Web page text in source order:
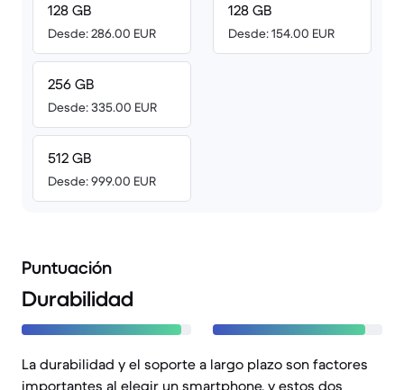
128 GB
Desde: 286.00 EUR
256 GB
Desde: 335.00 EUR
512 GB
Desde: 999.00 EUR
128 GB
Desde: 154.00 EUR
Puntuación
Durabilidad
La durabilidad y el soporte a largo plazo son factores
importantes al elegir un smartphone, y estos dos